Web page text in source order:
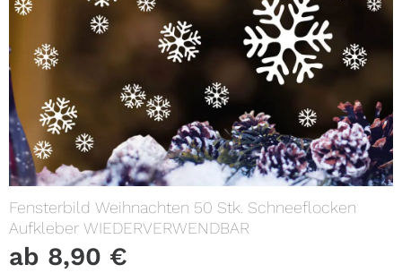
Fensterbild Weihnachten 50 Stk. Schneeflocken
Aufkleber WIEDERVERWENDBAR
ab 8,90 €